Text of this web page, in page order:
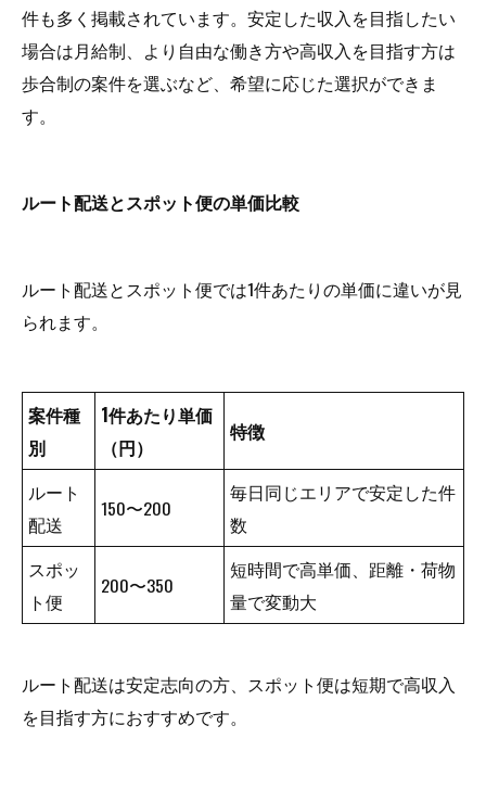
件も多く掲載されています。安定した収入を目指したい
場合は月給制、より自由な働き方や高収入を目指す方は
歩合制の案件を選ぶなど、希望に応じた選択ができま
す。
ルート配送とスポット便の単価比較
ルート配送とスポット便では1件あたりの単価に違いが見
られます。
案件種
別
1件あたり単価
（円）
特徴
ルート
配送
150〜200
毎日同じエリアで安定した件
数
スポッ
ト便
200〜350
短時間で高単価、距離・荷物
量で変動大
ルート配送は安定志向の方、スポット便は短期で高収入
を目指す方におすすめです。